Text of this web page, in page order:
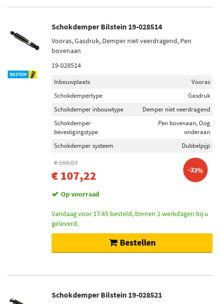
Schokdemper Bilstein 19-028514
Vooras, Gasdruk, Demper niet veerdragend, Pen
bovenaan
19-028514
Inbouwplaats
Vooras
Schokdempertype
Gasdruk
Schokdemper inbouwtype
Demper niet veerdragend
Schokdemper
bevestigingstype
Pen bovenaan, Oog
onderaan
Schokdemper systeem
Dubbelpijp
€ 160,03
€ 107,22 -33%
Op voorraad
Vandaag voor 17:45 besteld, binnen 2 werkdagen bij u
geleverd.
Bestellen
Schokdemper Bilstein 19-028521